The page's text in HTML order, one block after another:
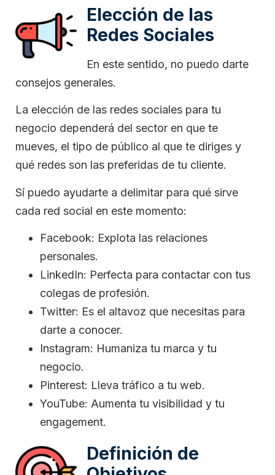
Elección de las
Redes Sociales
En este sentido, no puedo darte
consejos generales.
La elección de las redes sociales para tu
negocio dependerá del sector en que te
mueves, el tipo de público al que te diriges y
qué redes son las preferidas de tu cliente.
Sí puedo ayudarte a delimitar para qué sirve
cada red social en este momento:
Facebook: Explota las relaciones
personales.
LinkedIn: Perfecta para contactar con tus
colegas de profesión.
Twitter: Es el altavoz que necesitas para
darte a conocer.
Instagram: Humaniza tu marca y tu
negocio.
Pinterest: Lleva tráfico a tu web.
YouTube: Aumenta tu visibilidad y tu
engagement.
Definición de